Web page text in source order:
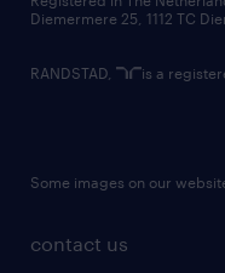
contact us
Diemermere 25, 1112 TC
RANDSTAD, is a
Some images on our